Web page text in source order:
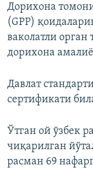
Дорихона
(GPP)
ваколатли
дорихона
Давлат
сертификати
Ўтган ой ўзбек
чиқарилган
расман 69